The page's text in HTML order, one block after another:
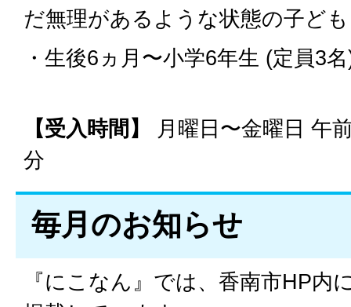
だ無理があるような状態の子ども
・生後6ヵ月〜小学6年生 (定員3
【受入時間】
月曜日〜金曜日 午
分
毎月のお知らせ
『にこなん』では、香南市HP内